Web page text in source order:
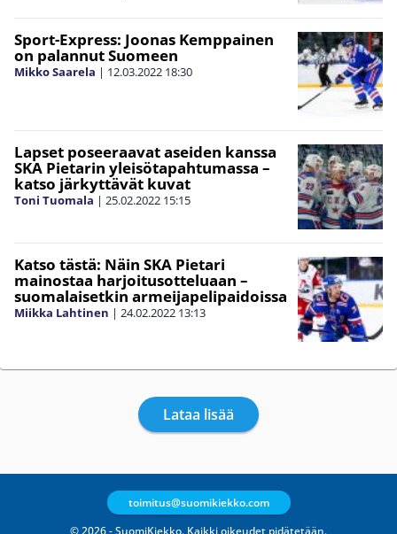
Sport-Express: Joonas Kemppainen
on palannut Suomeen
Mikko Saarela | 12.03.2022 18:30
Lapset poseeraavat aseiden kanssa
SKA Pietarin yleisötapahtumassa –
katso järkyttävät kuvat
Toni Tuomala | 25.02.2022 15:15
Katso tästä: Näin SKA Pietari
mainostaa harjoitusotteluaan –
suomalaisetkin armeijapelipaidoissa
Miikka Lahtinen | 24.02.2022 13:13
Lataa lisää
toimitus@suomikiekko.com